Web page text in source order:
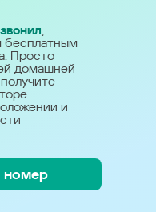
,
бесплатным
Просто
домашней
и
номер